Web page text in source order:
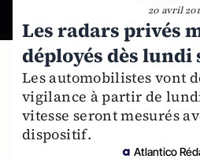
20 avril
Les radars privés
déployés dès lundi
Les automobilistes vont
vigilance à partir de
vitesse seront mesurés
dispositif.
Atlantico